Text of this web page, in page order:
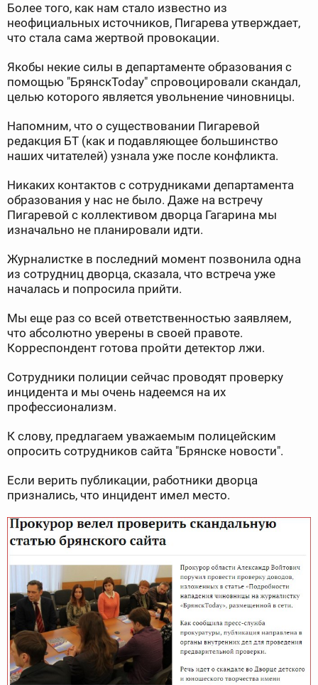
Более того, как нам стало известно из
неофициальных источников, Пигарева утверждает,
что стала сама жертвой провокации.
Якобы некие силы в департаменте образования с
помощью "БрянскToday" спровоцировали скандал,
целью которого является увольнение чиновницы.
Напомним, что о существовании Пигаревой
редакция БТ (как и подавляющее большинство
наших читателей) узнала уже после конфликта.
Никаких контактов с сотрудниками департамента
образования у нас не было. Даже на встречу
Пигаревой с коллективом дворца Гагарина мы
изначально не планировали идти.
Журналистке в последний момент позвонила одна
из сотрудниц дворца, сказала, что встреча уже
началась и попросила прийти.
Мы еще раз со всей ответственностью заявляем,
что абсолютно уверены в своей правоте.
Корреспондент готова пройти детектор лжи.
Сотрудники полиции сейчас проводят проверку
инцидента и мы очень надеемся на их
профессионализм.
К слову, предлагаем уважаемым полицейским
опросить сотрудников сайта "Брянске новости".
Если верить публикации, работники дворца
признались, что инцидент имел место.